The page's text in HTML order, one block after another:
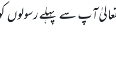
آپ سے پہلے رسولوں